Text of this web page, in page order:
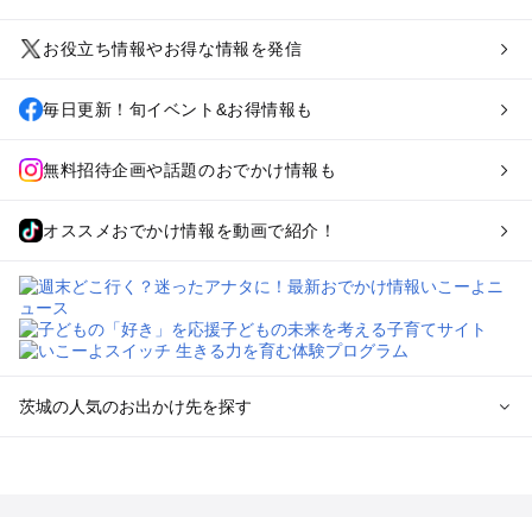
お役立ち情報やお得な情報を発信
毎日更新！旬イベント&お得情報も
無料招待企画や話題のおでかけ情報も
オススメおでかけ情報を動画で紹介！
茨城の人気のお出かけ先を探す